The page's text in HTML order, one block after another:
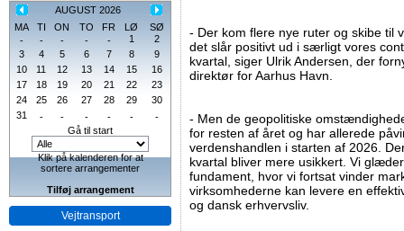
AUGUST 2026
MA
TI ON TO FR LØ
SØ
-
- - - - 1
2
3
4 5 6 7 8
9
10
11 12 13 14 15
16
17
18 19 20 21 22
23
24
25 26 27 28 29
30
31
- - - - -
-
Gå til start
Klik på kalenderen for at
sortere arrangementer
Tilføj arrangement
Vejtransport
- Der kom flere nye ruter og skibe til
det slår positivt ud i særligt vores
kvartal, siger Ulrik Andersen, der
direktør for Aarhus Havn.
- Men de geopolitiske
for resten af året og har allerede
verdenshandlen i starten af 2026.
kvartal bliver mere usikkert. Vi
fundament, hvor vi fortsat vinder
virksomhederne kan levere en
og dansk erhvervsliv.